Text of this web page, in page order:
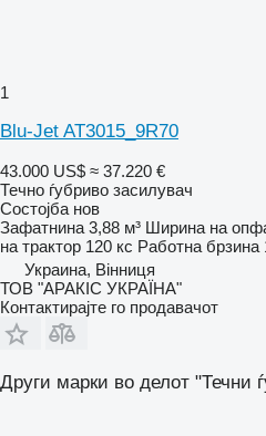
1
Blu-Jet AT3015_9R70
43.000 US$ ≈ 37.220 €
Течно ѓубриво засилувач
Состојба нов
Зафатнина 3,88 м³ Ширина на
на трактор 120 кс Работна брзина
Украина, Вінниця
ТОВ "АРАКІС УКРАЇНА"
Контактирајте го продавачот
Други марки во делот "Течни